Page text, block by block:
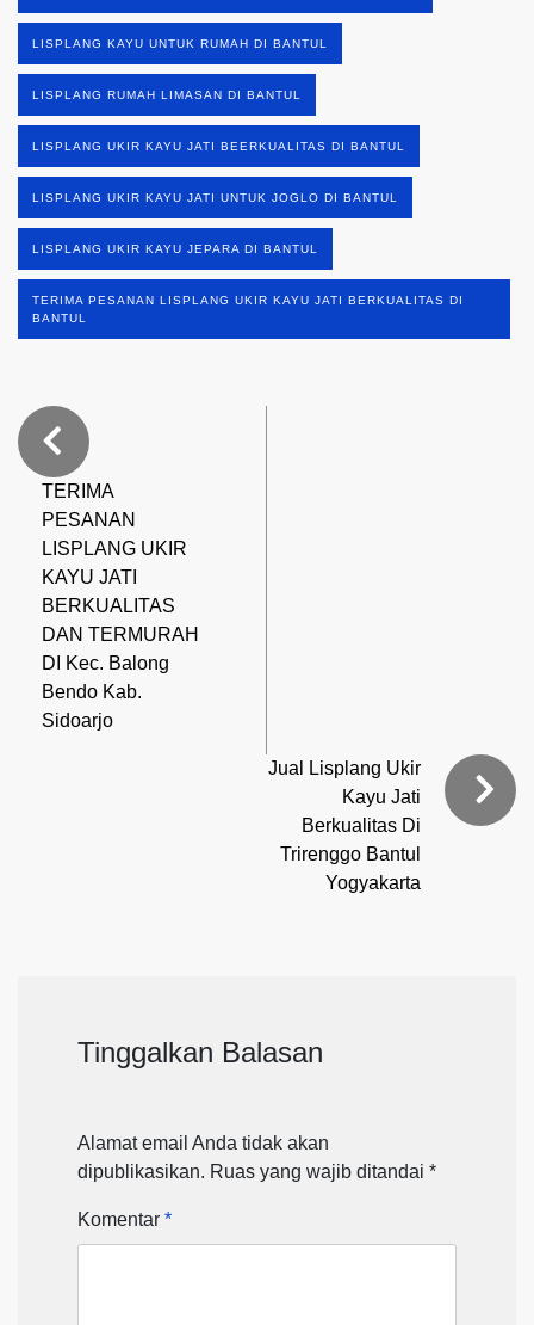
LISPLANG KAYU UNTUK RUMAH DI BANTUL
LISPLANG RUMAH LIMASAN DI BANTUL
LISPLANG UKIR KAYU JATI BEERKUALITAS DI BANTUL
LISPLANG UKIR KAYU JATI UNTUK JOGLO DI BANTUL
LISPLANG UKIR KAYU JEPARA DI BANTUL
TERIMA PESANAN LISPLANG UKIR KAYU JATI BERKUALITAS DI
BANTUL
TERIMA
PESANAN
LISPLANG UKIR
KAYU JATI
BERKUALITAS
DAN TERMURAH
DI Kec. Balong
Bendo Kab.
Sidoarjo
Jual Lisplang Ukir
Kayu Jati
Berkualitas Di
Trirenggo Bantul
Yogyakarta
Tinggalkan Balasan
Alamat email Anda tidak akan
dipublikasikan. Ruas yang wajib ditandai *
Komentar *